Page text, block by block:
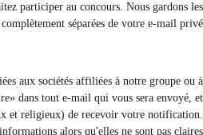
à tout moment. Nous n'envoyons
sur nous, ou sur le site ou nos
pas obtenir ces informations
ces informations dans les sept jours